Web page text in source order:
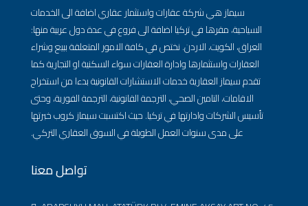
سيماز هي شركة عقارات واستثمار عقاري اضافة الى الخدمات
السياحية، مقرها في تركيا اضافة الى فروع في عدة دول عربية منها:
العراق، الكويت، الاردن. نختص في كافة الامور المتعلقة ببيع وشراء
العقارات واستثمارها وادارة العقارات سواء السكنية او التجارية كما
تقدم سيماز العقارية خدمات الاستشارات القانونية بدءا من استخراج
الاقامات، التامين الصحي، الترجمة القانونية، الترجمة الفورية، وحتى
تأسيس الشركات وادارتها في تركيا. حيث اكتسبت سيماز كروب خبرتها
على مدى سنوات العمل الطويلة في السوق العقاري التركي.
تواصل معنا